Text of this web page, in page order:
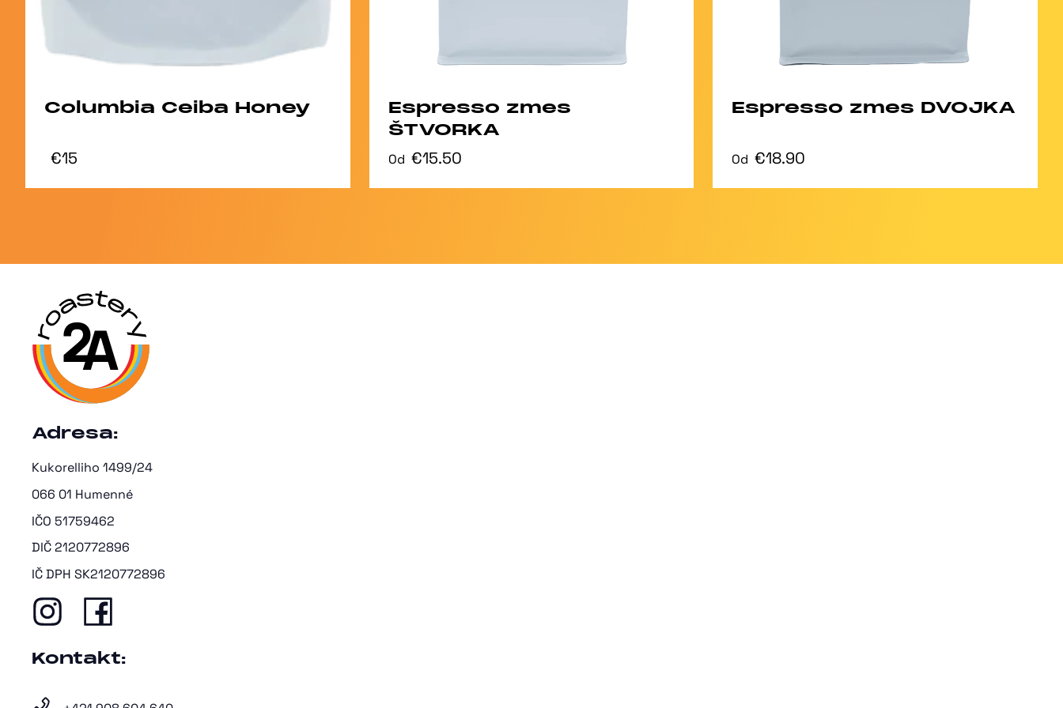
Columbia Ceiba Honey
€15
Espresso zmes
ŠTVORKA
Od €15.50
Espresso zmes DVOJKA
Od €18.90
Adresa:
Kukorelliho 1499/24
066 01 Humenné
IČO 51759462
DIČ 2120772896
IČ DPH SK2120772896
Kontakt: